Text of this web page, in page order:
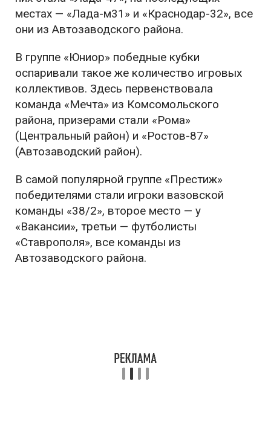
местах — «Лада-м31» и «Краснодар-32», все
они из Автозаводского района.
В группе «Юниор» победные кубки
оспаривали такое же количество игровых
коллективов. Здесь первенствовала
команда «Мечта» из Комсомольского
района, призерами стали «Рома»
(Центральный район) и «Ростов-87»
(Автозаводский район).
В самой популярной группе «Престиж»
победителями стали игроки вазовской
команды «38/2», второе место — у
«Вакансии», третьи — футболисты
«Ставрополя», все команды из
Автозаводского района.